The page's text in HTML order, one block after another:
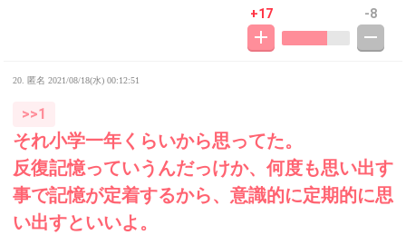
+17 -8
20. 匿名 2021/08/18(水) 00:12:51
>>1
それ小学一年くらいから思ってた。
反復記憶っていうんだっけか、何度も思い出す
事で記憶が定着するから、意識的に定期的に思
い出すといいよ。